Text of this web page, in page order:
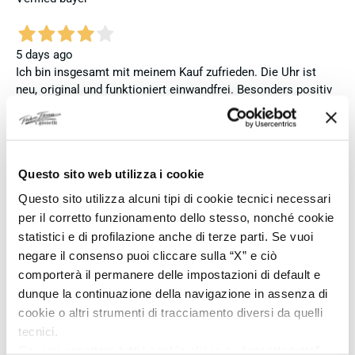
Questo sito web utilizza i cookie
Questo sito utilizza alcuni tipi di cookie tecnici necessari
per il corretto funzionamento dello stesso, nonché cookie
statistici e di profilazione anche di terze parti. Se vuoi
negare il consenso puoi cliccare sulla “X” e ciò
comporterà il permanere delle impostazioni di default e
dunque la continuazione della navigazione in assenza di
cookie o altri strumenti di tracciamento diversi da quelli
tecnici.
5 days ago
Ich bin insgesamt mit meinem Kauf zufrieden. Die Uhr ist
neu, original und funktioniert einwandfrei. Besonders positiv
hervorheben möchte ich den attraktiven Preis sowie den
vollständig ausgefüllten und abgestempelten internationalen
meinen Erwartungen an einen autorisierten Seiko-Händler
entsprach. Die Uhr kam ohne die üblichen Schutzfolien am
Armband, die Originalverpackung entsprach nicht der
Verpackung, die ich von diesem Modell aus offiziellen
Präsentationen und Videos kenne (andere Box und anderes
Uhrenkissen), und auch die Seiko-Hangtags mit
Modellinformationen fehlten. Die Uhr selbst ist in neuem
Zustand und weist keine Gebrauchsspuren auf. Dennoch
hätte ich bei einer hochwertigen Uhr dieser Preisklasse
erwartet, dass sie mit der vollständigen Originalpräsentation